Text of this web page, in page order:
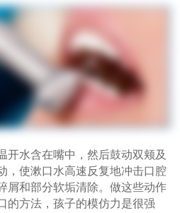
水含在嘴中，然后鼓动双颊及
，使漱口水高速反复地冲击口腔
屑和部分软垢清除。做这些动作
的方法，孩子的模仿力是很强